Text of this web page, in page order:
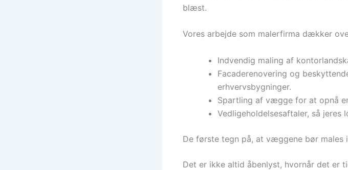
blæst.
Vores arbejde som malerfirma dækker
Indvendig maling af
Facaderenovering og
erhvervsbygninger.
Spartling af vægge for at opnå
Vedligeholdelsesaftaler, så
De første tegn på, at væggene bør males
Det er ikke altid åbenlyst, hvornår det er